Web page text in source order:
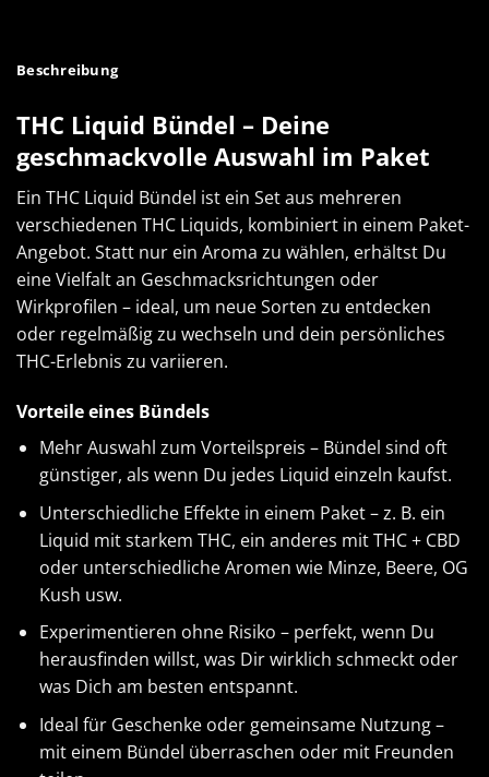
Beschreibung
THC Liquid Bündel – Deine
geschmackvolle Auswahl im Paket
Ein THC Liquid Bündel ist ein Set aus mehreren
verschiedenen THC Liquids, kombiniert in einem Paket-
Angebot. Statt nur ein Aroma zu wählen, erhältst Du
eine Vielfalt an Geschmacksrichtungen oder
Wirkprofilen – ideal, um neue Sorten zu entdecken
oder regelmäßig zu wechseln und dein persönliches
THC-Erlebnis zu variieren.
Vorteile eines Bündels
Mehr Auswahl zum Vorteilspreis – Bündel sind oft
günstiger, als wenn Du jedes Liquid einzeln kaufst.
Unterschiedliche Effekte in einem Paket – z. B. ein
Liquid mit starkem THC, ein anderes mit THC + CBD
oder unterschiedliche Aromen wie Minze, Beere, OG
Kush usw.
Experimentieren ohne Risiko – perfekt, wenn Du
herausfinden willst, was Dir wirklich schmeckt oder
was Dich am besten entspannt.
Ideal für Geschenke oder gemeinsame Nutzung –
mit einem Bündel überraschen oder mit Freunden